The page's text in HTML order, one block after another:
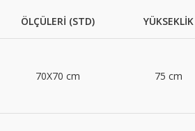
ÖLÇÜLERİ (STD) YÜKSEKLİK
70X70 cm 75 cm